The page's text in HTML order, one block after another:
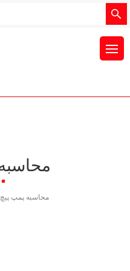
محاسبه پمپ پیچ